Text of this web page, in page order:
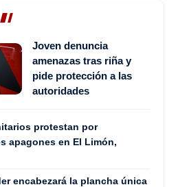
Joven denuncia
amenazas tras riña y
pide protección a las
autoridades
protestan por
apagones en El Limón,
encabezará la plancha única